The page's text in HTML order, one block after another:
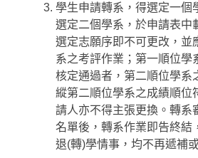
學生申請轉系，得選定一個
選定二個學系，於申請表中
選定志願序即不可更改，並
系之考評作業；第一順位學
核定通過者，第二順位學系
縱第二順位學系之成績順位
請人亦不得主張更換。轉系
名單後，轉系作業即告終結
退(轉)學情事，均不再遞補